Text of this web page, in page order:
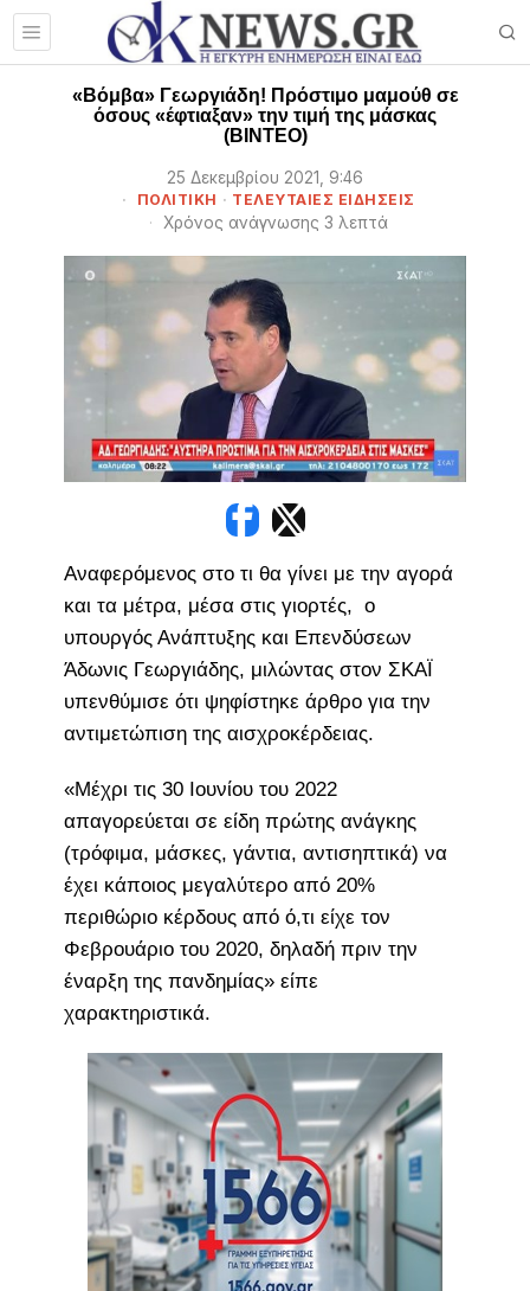
«Βόμβα» Γεωργιάδη! Πρόστιμο μαμούθ σε
όσους «έφτιαξαν» την τιμή της μάσκας
(ΒΙΝΤΕΟ)
25 Δεκεμβρίου 2021, 9:46
ΠΟΛΙΤΙΚΗ · ΤΕΛΕΥΤΑΙΕΣ ΕΙΔΗΣΕΙΣ
Χρόνος ανάγνωσης 3 λεπτά
Αναφερόμενος στο τι θα γίνει με την αγορά
και τα μέτρα, μέσα στις γιορτές, ο
υπουργός Ανάπτυξης και Επενδύσεων
Άδωνις Γεωργιάδης, μιλώντας στον ΣΚΑΪ
υπενθύμισε ότι ψηφίστηκε άρθρο για την
αντιμετώπιση της αισχροκέρδειας.
«Μέχρι τις 30 Ιουνίου του 2022
απαγορεύεται σε είδη πρώτης ανάγκης
(τρόφιμα, μάσκες, γάντια, αντισηπτικά) να
έχει κάποιος μεγαλύτερο από 20%
περιθώριο κέρδους από ό,τι είχε τον
Φεβρουάριο του 2020, δηλαδή πριν την
έναρξη της πανδημίας» είπε
χαρακτηριστικά.